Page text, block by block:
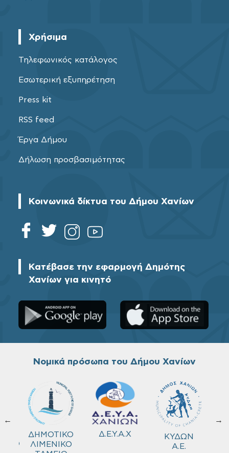
Χρήσιμα
Τηλεφωνικός κατάλογος
Εσωτερική εξυπηρέτηση
Press kit
RSS feed
Έργα Δήμου
Δήλωση προσβασιμότητας
Κοινωνικά δίκτυα του Δήμου Χανίων
Κατέβασε την εφαρμογή Δημότης
Χανίων για κινητό
Νομικά πρόσωπα του Δήμου Χανίων
←
ΔΗΜΟΤΙΚΟ
ΛΙΜΕΝΙΚΟ
Δ.Ε.Υ.Α.Χ
ΚΥΔΩΝ
Α.Ε.
→